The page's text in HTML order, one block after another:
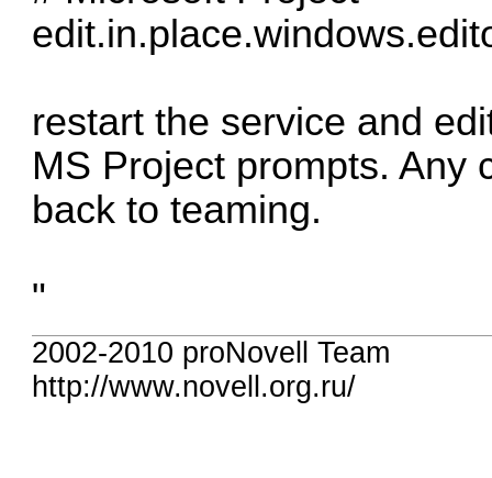
restart the service and
MS Project prompts. Any
back to teaming.
"
2002-2010 proNovell Team
http://www.novell.org.ru/